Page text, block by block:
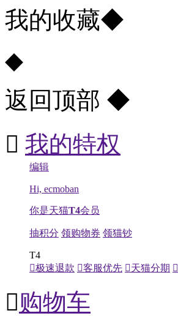
我的收藏◆
◆
返回顶部 ◆
 我的特权
编辑
Hi, ecmoban
你是天猫T4会员
抽积分 领购物券 领猫钞
T4
极速退款 客服优先 天猫分期 
购物车